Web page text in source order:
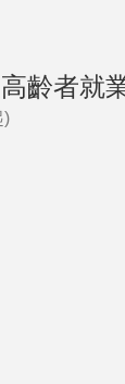
齡者就
)